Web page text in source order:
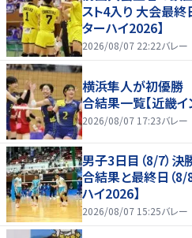
スト4入り 大会最終
ターハイ2026】
2026/08/07 22:22バレー
横浜隼人が初優勝
合結果一覧【近畿イ
2026/08/07 17:23バレー
男子3日目（8/7）決
合結果と最終日（8/
ハイ2026】
2026/08/07 15:25バレー